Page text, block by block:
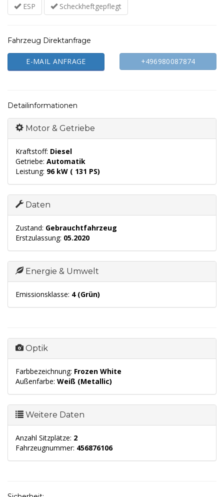
ESP Scheckheftgepflegt
Fahrzeug Direktanfrage
E-MAIL ANFRAGE +496980087874
Detailinformationen
Motor & Getriebe
Kraftstoff: Diesel
Getriebe: Automatik
Leistung: 96 kW ( 131 PS)
Daten
Zustand: Gebrauchtfahrzeug
Erstzulassung: 05.2020
Energie & Umwelt
Emissionsklasse: 4 (Grün)
Optik
Farbbezeichnung: Frozen White
Außenfarbe: Weiß (Metallic)
Weitere Daten
Anzahl Sitzplätze: 2
Fahrzeugnummer: 456876106